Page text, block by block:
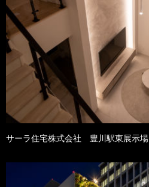
サーラ住宅株式会社 豊川駅東展示場